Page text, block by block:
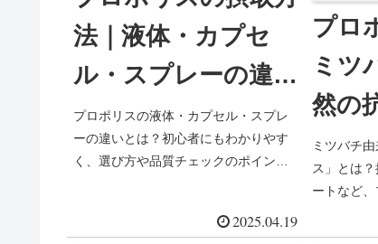
法｜液体・カプセ
ル・スプレーの違い
と選び方
プロポリスの液体・カプセル・スプレ
ーの違いとは？初心者にもわかりやす
く、選び方や品質チェックのポイント
2025.04.19
プロ
ミツ
然の
体
ミツバチ
ス」とは
ートなど、
果と健康
説。